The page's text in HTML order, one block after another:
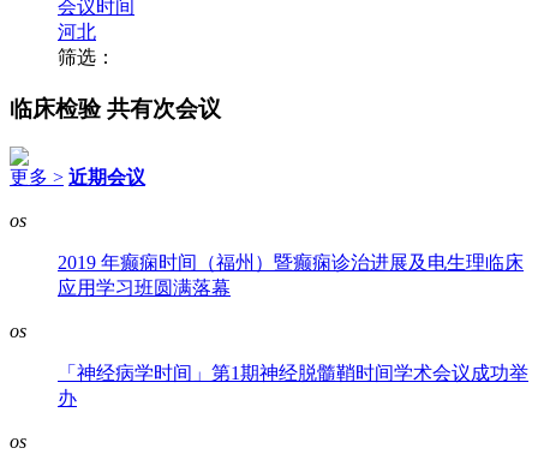
会议时间
河北
筛选：
临床检验共有次会议
更多 > 近期会议
os
2019 年癫痫时间（福州）暨癫痫诊治进展及电生理临床
应用学习班圆满落幕
os
「神经病学时间」第1期神经脱髓鞘时间学术会议成功举
办
os